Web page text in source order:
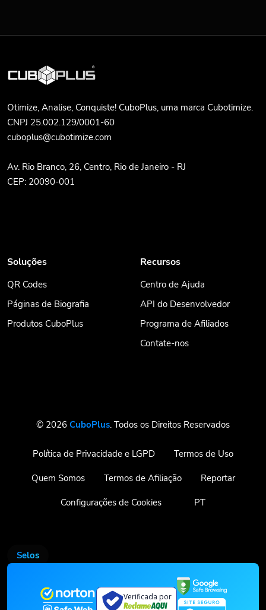
Otimize, Analise, Conquiste! CuboPlus, uma marca Cubotimize.
CNPJ 25.002.129/0001-60
cuboplus@cubotimize.com
Av. Rio Branco, 26, Centro, Rio de Janeiro - RJ
CEP: 20090-001
Soluções
QR Codes
Páginas de Biografia
Produtos CuboPlus
Recursos
Centro de Ajuda
API do Desenvolvedor
Programa de Afiliados
Contate-nos
© 2026 CuboPlus. Todos os Direitos Reservados
Política de Privacidade e LGPD Termos de Uso
Quem Somos Termos de Afiliação Reportar
Configurações de Cookies PT
Selos
Verificada por